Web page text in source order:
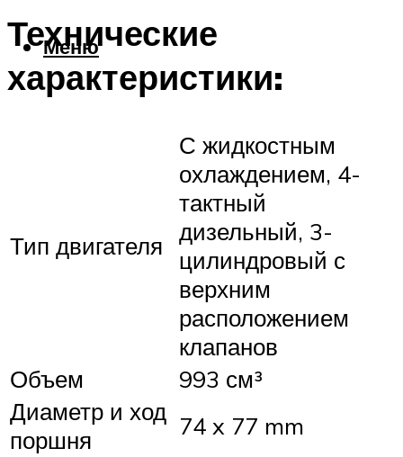
Меню
Технические
характеристики:
Тип двигателя
С жидкостным
охлаждением, 4-
тактный
дизельный, 3-
цилиндровый с
верхним
расположением
клапанов
Объем
993 см³
Диаметр и ход
поршня
74 x 77 mm